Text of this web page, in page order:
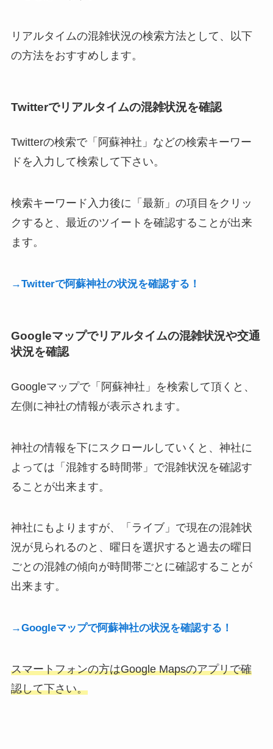
リアルタイムの混雑状況の検索方法として、以下
の方法をおすすめします。
Twitterでリアルタイムの混雑状況を確認
Twitterの検索で「阿蘇神社」などの検索キーワー
ドを入力して検索して下さい。
検索キーワード入力後に「最新」の項目をクリッ
クすると、最近のツイートを確認することが出来
ます。
→Twitterで阿蘇神社の状況を確認する！
Googleマップでリアルタイムの混雑状況や交通
状況を確認
Googleマップで「阿蘇神社」を検索して頂くと、
左側に神社の情報が表示されます。
神社の情報を下にスクロールしていくと、神社に
よっては「混雑する時間帯」で混雑状況を確認す
ることが出来ます。
神社にもよりますが、「ライブ」で現在の混雑状
況が見られるのと、曜日を選択すると過去の曜日
ごとの混雑の傾向が時間帯ごとに確認することが
出来ます。
→Googleマップで阿蘇神社の状況を確認する！
スマートフォンの方はGoogle Mapsのアプリで確
認して下さい。